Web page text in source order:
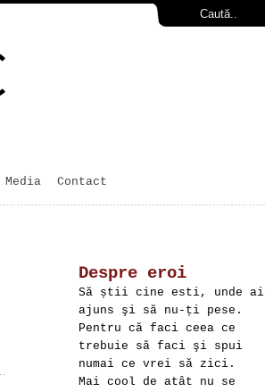
Media Contact
Despre eroi
Să știi cine esti, unde ai
ajuns şi să nu-ți pese.
Pentru că faci ceea ce
trebuie să faci şi spui
numai ce vrei să zici.
Mai cool de atât nu se